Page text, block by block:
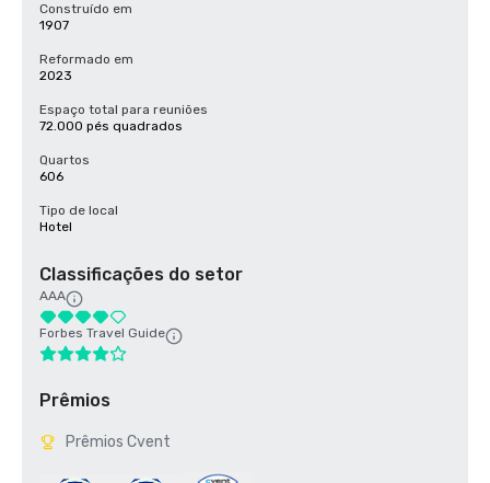
Construído em
1907
Reformado em
2023
Espaço total para reuniões
72.000 pés quadrados
Quartos
606
Tipo de local
Hotel
Classificações do setor
AAA
Forbes Travel Guide
Prêmios
Prêmios Cvent